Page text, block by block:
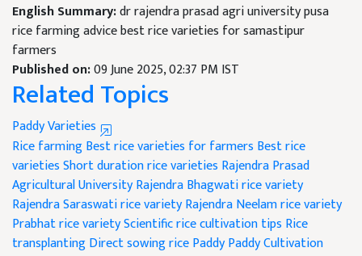
English Summary:dr rajendra prasad agri university pusa
rice farming advice best rice varieties for samastipur
farmers
Published on:09 June 2025, 02:37 PM IST
Related Topics
Paddy Varieties
Rice farmingBest rice varieties for farmers Best rice
varietiesShort duration rice varieties Rajendra Prasad
Agricultural UniversityRajendra Bhagwati rice variety
Rajendra Saraswati rice varietyRajendra Neelam rice variety
Prabhat rice varietyScientific rice cultivation tips Rice
transplantingDirect sowing ricePaddyPaddy Cultivation